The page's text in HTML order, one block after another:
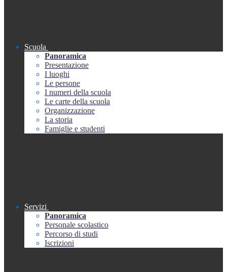
Scuola
Panoramica
Presentazione
I luoghi
Le persone
I numeri della scuola
Le carte della scuola
Organizzazione
La storia
Famiglie e studenti
Servizi
Panoramica
Personale scolastico
Percorso di studi
Iscrizioni